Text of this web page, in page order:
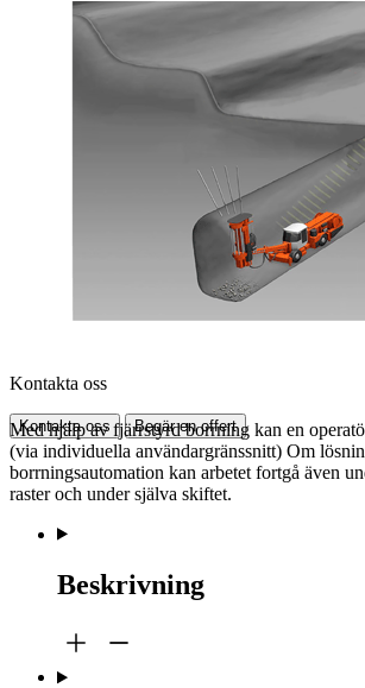
Kontakta oss
Kontakta oss Begär en offert
Med hjälp av fjärrstyrd borrning kan en
(via individuella användargränssnitt) Om
borrningsautomation kan arbetet fortgå även
raster och under själva skiftet.
Beskrivning